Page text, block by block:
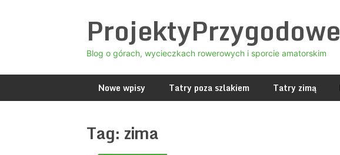
ProjektyPrzygodowe
Blog o górach, wycieczkach rowerowych i sporcie amatorskim
Nowe wpisy Tatry poza szlakiem Tatry zimą
Tag: zima